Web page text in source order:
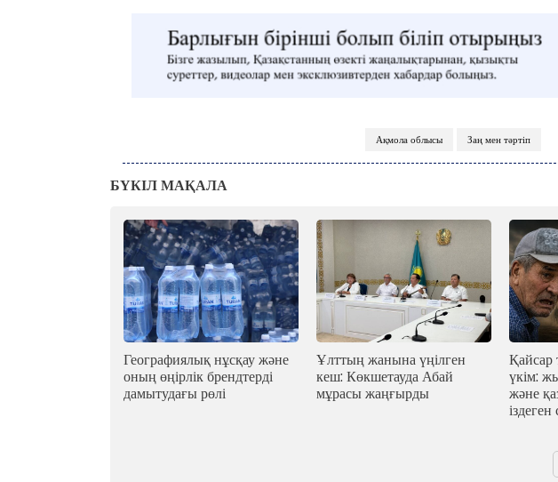
Жоба туралы
Ақмола облысы Заң мен тәртіп
БҮКІЛ МАҚАЛА
Географиялық нұсқау және
оның өңірлік брендтерді
дамытудағы рөлі
Ұлттың жанына үңілген
кеш: Көкшетауда Абай
мұрасы жаңғырды
Қайсар
үкім:
және